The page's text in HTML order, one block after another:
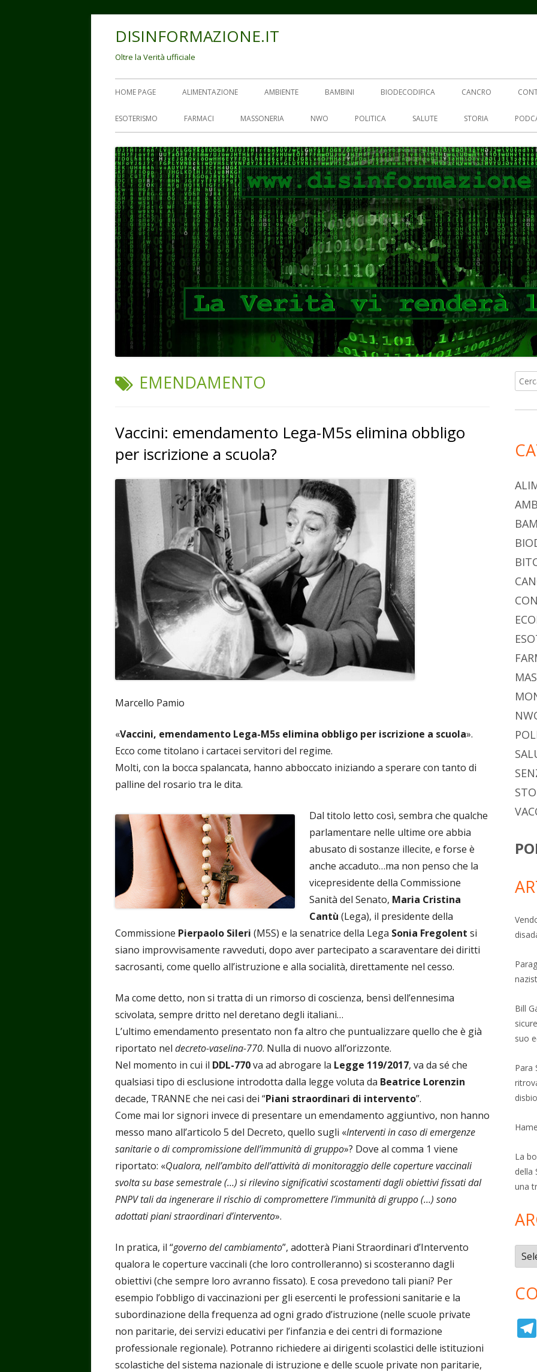
DISINFORMAZIONE.IT
Oltre la Verità ufficiale
Menu
principale
HOME PAGE ALIMENTAZIONE AMBIENTE BAMBINI BIODECODIFICA CANCRO
ESOTERISMO FARMACI MASSONERIA NWO POLITICA SALUTE STORIA
TAG:
EMENDAMENTO
Vaccini: emendamento Lega-M5s elimina obbligo
per iscrizione a scuola?
Marcello Pamio
«Vaccini, emendamento Lega-M5s elimina obbligo per iscrizione a scuola».
Ecco come titolano i cartacei servitori del regime.
Molti, con la bocca spalancata, hanno abboccato iniziando a sperare con tanto di
palline del rosario tra le dita.
Dal titolo letto così, sembra che qualche
parlamentare nelle ultime ore abbia
abusato di sostanze illecite, e forse è
anche accaduto…ma non penso che la
vicepresidente della Commissione
Sanità del Senato, Maria Cristina
Cantù (Lega), il presidente della
Commissione Pierpaolo Sileri (M5S) e la senatrice della Lega Sonia Fregolent si
siano improvvisamente ravveduti, dopo aver partecipato a scaraventare dei diritti
sacrosanti, come quello all’istruzione e alla socialità, direttamente nel cesso.
Ma come detto, non si tratta di un rimorso di coscienza, bensì dell’ennesima
scivolata, sempre dritto nel deretano degli italiani…
L’ultimo emendamento presentato non fa altro che puntualizzare quello che è già
riportato nel decreto-vaselina-770. Nulla di nuovo all’orizzonte.
Nel momento in cui il DDL-770va ad abrogare la Legge 119/2017, va da sé che
qualsiasi tipo di esclusione introdotta dalla legge voluta da Beatrice Lorenzin
decade, TRANNE che nei casi dei “Piani straordinari di intervento”.
Come mai lor signori invece di presentare un emendamento aggiuntivo, non hanno
messo mano all’articolo 5 del Decreto, quello sugli «Interventi in caso di emergenze
sanitarie o di compromissione dell’immunità di gruppo»? Dove al comma 1 viene
riportato: «Qualora, nell’ambito dell’attività di monitoraggio delle coperture vaccinali
svolta su base semestrale (…) si rilevino significativi scostamenti dagli obiettivi fissati dal
PNPV tali da ingenerare il rischio di compromettere l’immunità di gruppo (…) sono
adottati piani straordinari d’intervento».
In pratica, il “governo del cambiamento”, adotterà Piani Straordinari d’Intervento
qualora le coperture vaccinali (che loro controlleranno) si scosteranno dagli
obiettivi (che sempre loro avranno fissato). E cosa prevedono tali piani? Per
esempio l’obbligo di vaccinazioni per gli esercenti le professioni sanitarie e la
subordinazione della frequenza ad ogni grado d’istruzione (nelle scuole private
non paritarie, dei servizi educativi per l’infanzia e dei centri di formazione
professionale regionale). Potranno richiedere ai dirigenti scolastici delle istituzioni
scolastiche del sistema nazionale di istruzione e delle scuole private non paritarie,
per:
Bill
suo
Para
La
della
una